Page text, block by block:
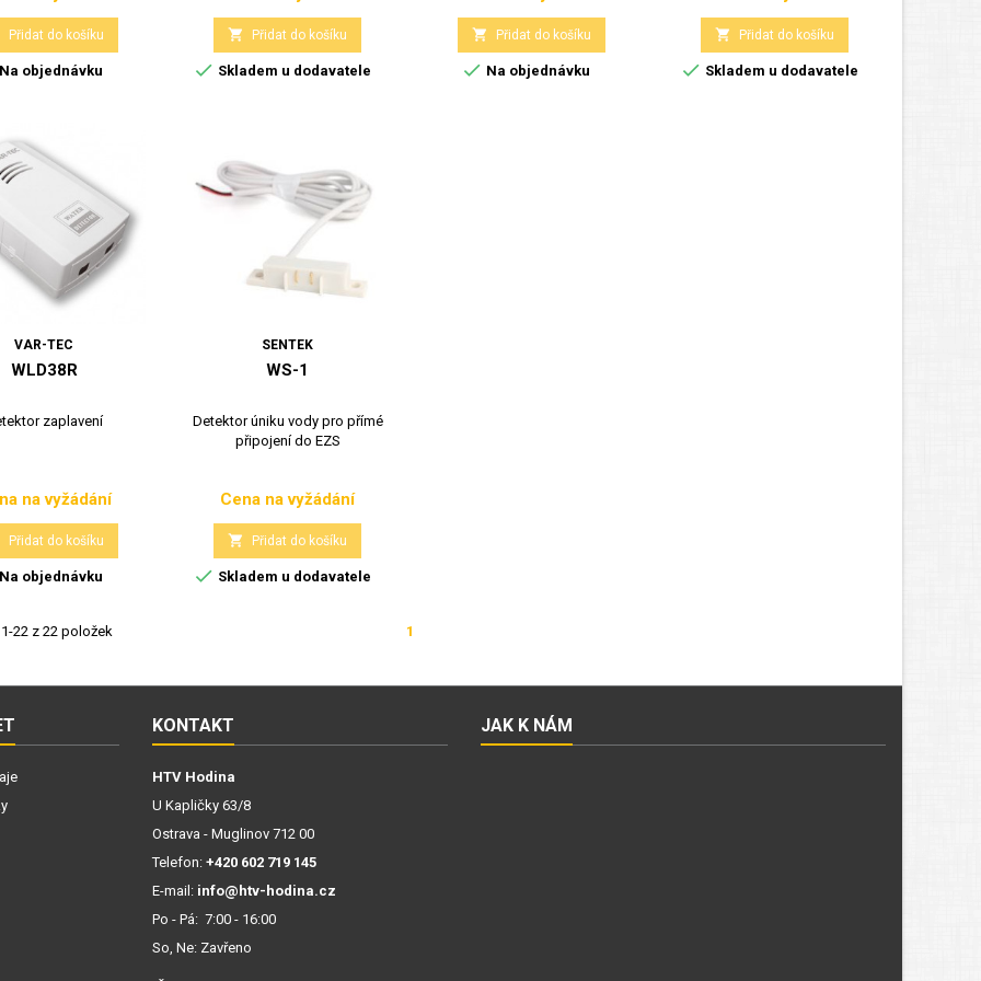
Přidat do košíku
objednávku
 Přidat do košíku
 Skladem u dodavatele
 Přidat do košíku
 Na objednávku
 Přidat do košíku
 Skladem u dodavatele
VAR-TEC
WLD38R
zaplavení
Cena
na vyžádání
Přidat do košíku
objednávku
SENTEK
WS-1
Detektor úniku vody pro přímé
připojení do EZS
Cena
Cena na vyžádání
 Přidat do košíku
 Skladem u dodavatele
22 z 22 položek 1
KONTAKT
HTV Hodina
U Kapličky 63/8
Ostrava - Muglinov 712 00
Telefon: +420 602 719 145
E-mail: info@htv-hodina.cz
Po - Pá: 7:00 - 16:00
So, Ne: Zavřeno
JAK K NÁM